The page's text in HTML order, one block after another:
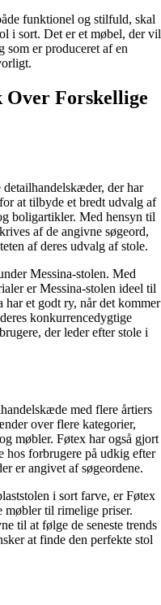
funktionel og stilfuld, skal
i sort. Det er et møbel, der vil
som er produceret af en
Forskellige
der har
at tilbyde et bredt udvalg af
boligartikler. Med hensyn til
af de angivne søgeord,
af deres udvalg af stole.
Messina-stolen. Med
er Messina-stolen ideel til
et godt ry, når det kommer
konkurrencedygtige
der leder efter stole i
med flere årtiers
over flere kategorier,
møbler. Føtex har også gjort
hos forbrugere på udkig efter
er angivet af søgeordene.
i sort farve, er Føtex
til rimelige priser.
til at følge de seneste trends
at finde den perfekte stol